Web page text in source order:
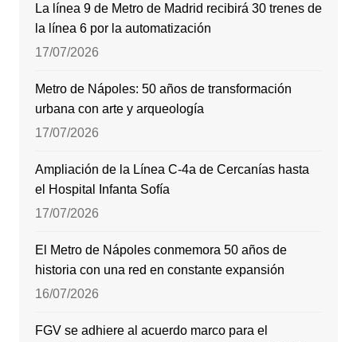
La línea 9 de Metro de Madrid recibirá 30 trenes de
la línea 6 por la automatización
17/07/2026
Metro de Nápoles: 50 años de transformación
urbana con arte y arqueología
17/07/2026
Ampliación de la Línea C-4a de Cercanías hasta
el Hospital Infanta Sofía
17/07/2026
El Metro de Nápoles conmemora 50 años de
historia con una red en constante expansión
16/07/2026
FGV se adhiere al acuerdo marco para el